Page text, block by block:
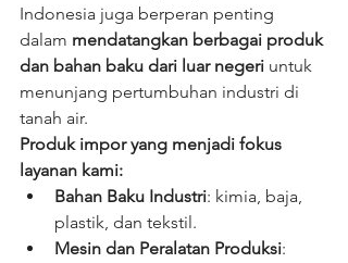
Indonesia juga berperan penting
dalam mendatangkan berbagai produk
dan bahan baku dari luar negeri untuk
menunjang pertumbuhan industri di
tanah air.
Produk impor yang menjadi fokus
layanan kami:
Bahan Baku Industri: kimia, baja,
plastik, dan tekstil.
Mesin dan Peralatan Produksi: